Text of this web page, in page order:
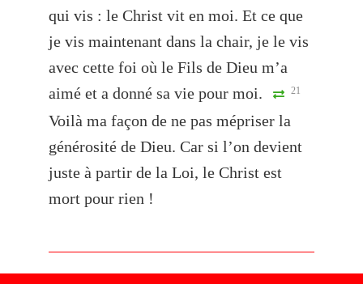
qui vis : le Christ vit en moi. Et ce que
je vis maintenant dans la chair, je le vis
avec cette foi où le Fils de Dieu m’a
aimé et a donné sa vie pour moi.
21
Voilà ma façon de ne pas mépriser la
générosité de Dieu. Car si l’on devient
juste à partir de la Loi, le Christ est
mort pour rien !